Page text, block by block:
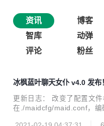
资讯 博客
智库
动弹
评论
粉丝
冰枫蓝叶聊天女仆 v4.0 发布！
更新日志： 改变了配置文
在./maidcfg/maid.conf，编